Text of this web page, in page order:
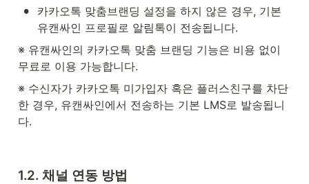
•
카카오톡 맞춤브랜딩 설정을 하지 않은 경우, 기본
유캔싸인 프로필로 알림톡이 전송됩니다.
※ 유캔싸인의 카카오톡 맞춤 브랜딩 기능은 비용 없이
무료로 이용 가능합니다.
※ 수신자가 카카오톡 미가입자 혹은 플러스친구를 차단
한 경우, 유캔싸인에서 전송하는 기본 LMS로 발송됩니
다.
1.2. 채널 연동 방법